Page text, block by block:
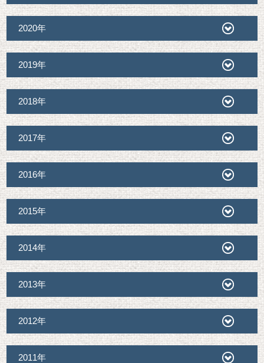
2020年
2019年
2018年
2017年
2016年
2015年
2014年
2013年
2012年
2011年